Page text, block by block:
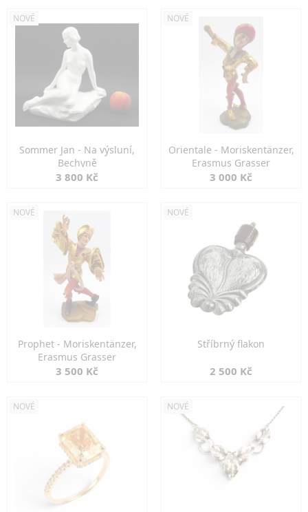
NOVÉ
Sommer Jan - Na výsluní,
Bechyně
3 800 Kč
NOVÉ
Orientale - Moriskentänzer,
Erasmus Grasser
3 000 Kč
NOVÉ
Prophet - Moriskentänzer,
Erasmus Grasser
3 500 Kč
NOVÉ
Stříbrný flakon
2 500 Kč
NOVÉ NOVÉ